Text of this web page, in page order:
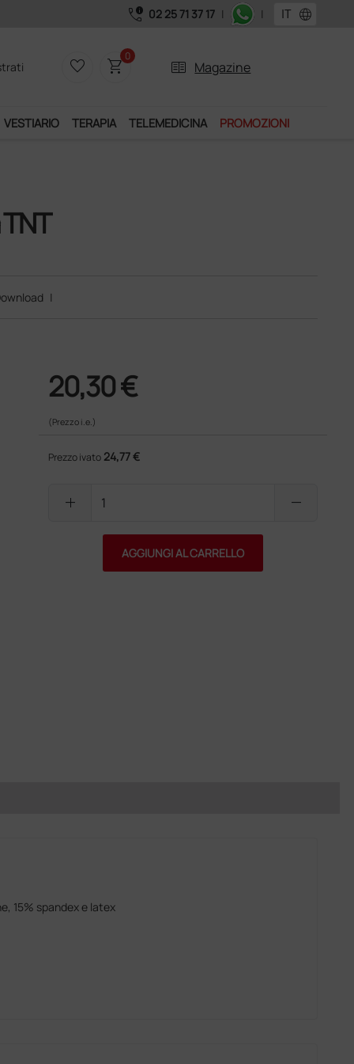
call_quality 02 25 71 37 17 | | language
favorite_border shopping_cart0
two_pager Magazine
VESTIARIO TERAPIA TELEMEDICINA PROMOZIONI
|
20,30 €
(Prezzo i.e.)
Prezzo ivato 24,77 €
add remove
AGGIUNGI AL CARRELLO
15% spandex e latex